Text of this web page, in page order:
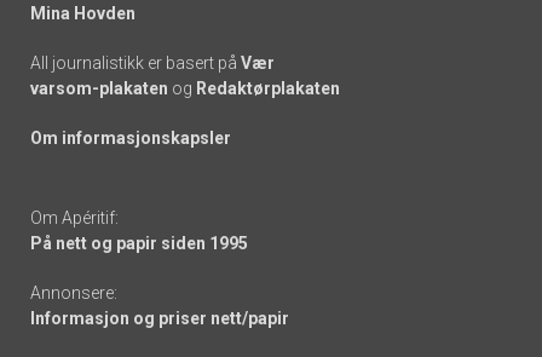
Mina Hovden
All journalistikk er basert på Vær
varsom-plakaten og Redaktørplakaten
Om informasjonskapsler
Om Apéritif:
På nett og papir siden 1995
Annonsere:
Informasjon og priser nett/papir